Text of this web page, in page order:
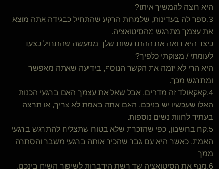
היא רוצה להמשיך איתו?
3.ספר לה בעדינות, שלמרות הרקע שהתחיל כבגידה אתה מוצא
את עצמך מתרגש מהסיטואציה.
כיצד היא רואה את ההתרגשות שלך ממעשה שהתחיל כצעד
לעומתי / מצוקתי כלפיך?
היא הרי לא יזמה את הקשר הנוסף, בידיעה שאתה מאפשר
ומתרגש מכך.
4.קאקאולד זה מדהים, אבל שאל את עצמך האם ברגעי הכנות
האלו שעכשיו יש בניכם, האם אתה באמת לא צריך, או תרצה
בעתיד לחוות נשים נוספות.
5.קח בחשבון, כפי שהזכרת שלא בטוח שתצליח להתרגש ברגעי
האמת, כאשר היא עם גבר שהכיר אותה ברגעי משבר והסתרה
ממך.
6.מנף את הסיטואציה שדורשת הידברות לשיפור השיח בינכם,